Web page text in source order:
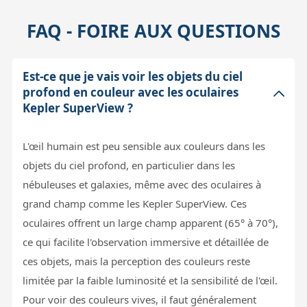
FAQ - FOIRE AUX QUESTIONS
Est-ce que je vais voir les objets du ciel
profond en couleur avec les oculaires
Kepler SuperView ?
L'œil humain est peu sensible aux couleurs dans les
objets du ciel profond, en particulier dans les
nébuleuses et galaxies, même avec des oculaires à
grand champ comme les Kepler SuperView. Ces
oculaires offrent un large champ apparent (65° à 70°),
ce qui facilite l'observation immersive et détaillée de
ces objets, mais la perception des couleurs reste
limitée par la faible luminosité et la sensibilité de l'œil.
Pour voir des couleurs vives, il faut généralement